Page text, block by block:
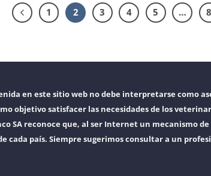
1 2 3 4 5 … 8
en este sitio web no debe interpretarse como
objetivo satisfacer las necesidades de los
SA reconoce que, al ser Internet un mecanismo
cada país. Siempre sugerimos consultar a un